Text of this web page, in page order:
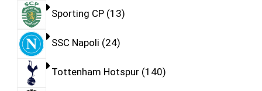
Sporting CP 13
SSC Napoli 24
Tottenham Hotspur 140